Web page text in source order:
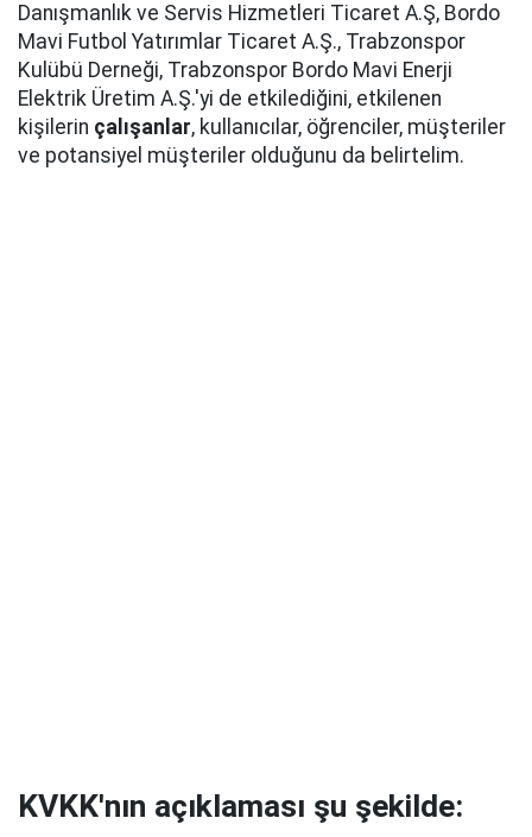
Danışmanlık ve Servis Hizmetleri Ticaret A.Ş, Bordo
Mavi Futbol Yatırımlar Ticaret A.Ş., Trabzonspor
Kulübü Derneği, Trabzonspor Bordo Mavi Enerji
Elektrik Üretim A.Ş.'yi de etkilediğini, etkilenen
kişilerin çalışanlar, kullanıcılar, öğrenciler, müşteriler
ve potansiyel müşteriler olduğunu da belirtelim.
KVKK'nın açıklaması şu şekilde: